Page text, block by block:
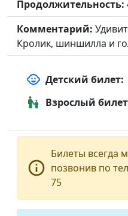
Продолжительность:
Комментарий:
Кролик, шиншилла и
child_care Детский билет:
escalator_warning Взрослый
info_outline
Билеты всегда
позвонив по
75